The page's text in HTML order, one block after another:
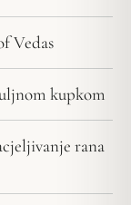
Vedas
kupkom
rana